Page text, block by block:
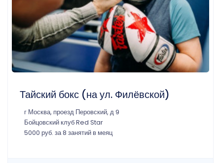
Тайский бокс (на ул. Филёвской)
г Москва, проезд Перовский, д 9
Бойцовский клуб Red Star
5000 руб. за 8 занятий в меяц